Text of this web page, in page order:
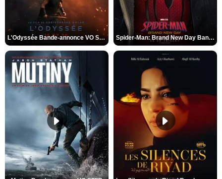
L'Odyssée Bande-annonce VO STFR Spider-Man: Brand New Day Bande-annonce VO STFR